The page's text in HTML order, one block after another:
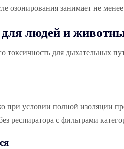
озонирования занимает не менее
для людей и
токсичность для дыхательных
при условии полной изоляции
респиратора с фильтрами